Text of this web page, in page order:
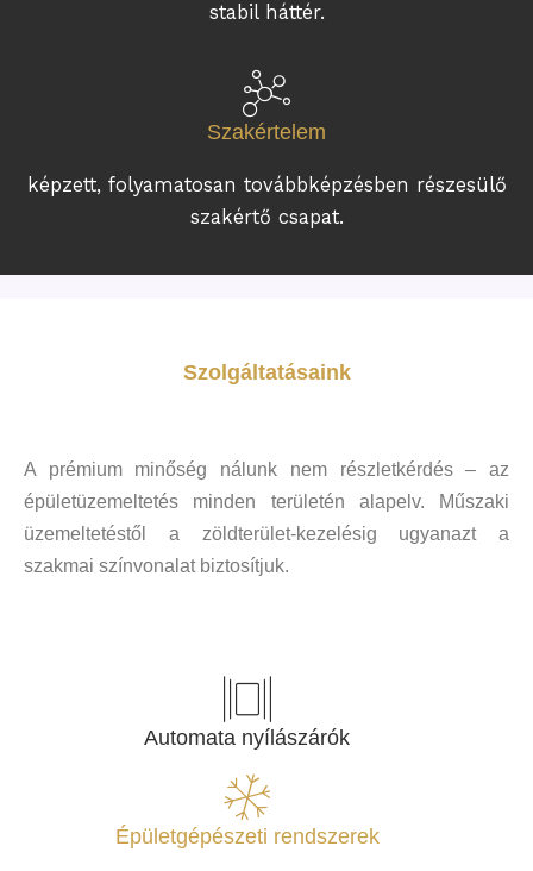
stabil háttér.
Szakértelem
képzett, folyamatosan továbbképzésben részesülő
szakértő csapat.
Szolgáltatásaink
A prémium minőség nálunk nem részletkérdés – az
épületüzemeltetés minden területén alapelv. Műszaki
üzemeltetéstől a zöldterület-kezelésig ugyanazt a
szakmai színvonalat biztosítjuk.
Automata nyílászárók
Épületgépészeti rendszerek